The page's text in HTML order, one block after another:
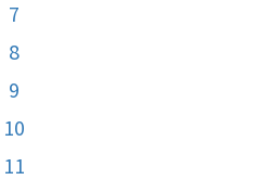
7
8
9
10
11